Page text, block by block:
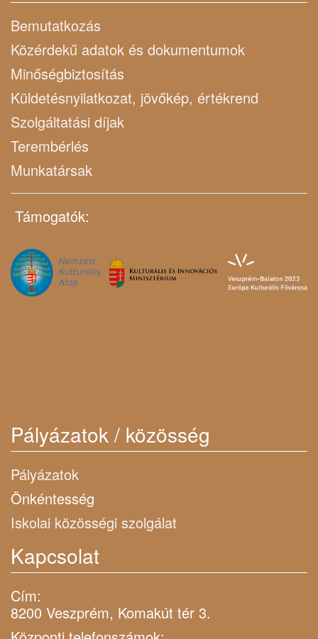
Bemutatkozás
Közérdekű adatok és dokumentumok
Minőségbiztosítás
Küldetésnyilatkozat, jövőkép, értékrend
Szolgáltatási díjak
Terembérlés
Munkatársak
Támogatók:
Pályázatok / közösség
Pályázatok
Önkéntesség
Iskolai közösségi szolgálat
Kapcsolat
Cím:
8200 Veszprém, Komakút tér 3.